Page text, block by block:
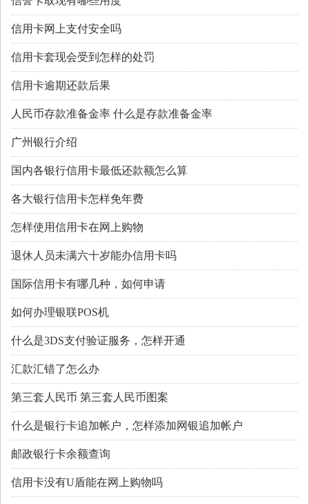
信用卡网上支付安全吗
信用卡套现会受到怎样的处罚
信用卡逾期还款后果
人民币存款准备金率 什么是存款准备金率
广州银行介绍
国内各银行信用卡最低还款额怎么算
各大银行信用卡怎样免年费
怎样使用信用卡在网上购物
退休人员未满六十岁能办信用卡吗
国际信用卡有哪几种，如何申请
如何办理银联POS机
什么是3DS支付验证服务，怎样开通
汇款汇错了怎么办
第三套人民币 第三套人民币图案
什么是银行卡追加帐户，怎样添加网银追加帐户
邮政银行卡余额查询
信用卡没有U盾能在网上购物吗